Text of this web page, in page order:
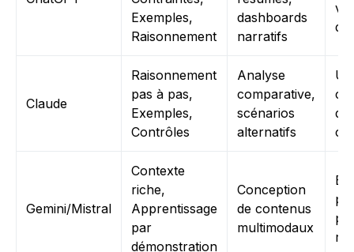
Exemples,
Raisonnement
dashboards
narratifs
Claude
Raisonnement
pas à pas,
Exemples,
Contrôles
Analyse
comparative,
scénarios
alternatifs
Gemini/Mistral
Contexte
riche,
Apprentissage
par
démonstration
Conception
de contenus
multimodaux